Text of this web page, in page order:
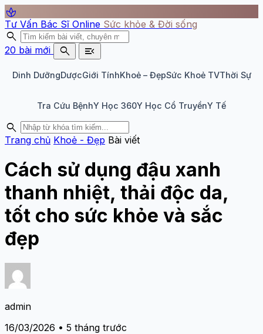
spa
Tư Vấn Bác Sĩ Online Sức khỏe & Đời sống
search
20 bài mới search menu_open
Dinh DưỡngDượcGiới TínhKhoẻ – ĐẹpSức Khoẻ TVThời Sự
Tra Cứu BệnhY Học 360Y Học Cổ TruyềnY Tế
search
Trang chủ Khoẻ - Đẹp Bài viết
Cách sử dụng đậu xanh
thanh nhiệt, thải độc da,
tốt cho sức khỏe và sắc
đẹp
admin
16/03/2026 • 5 tháng trước